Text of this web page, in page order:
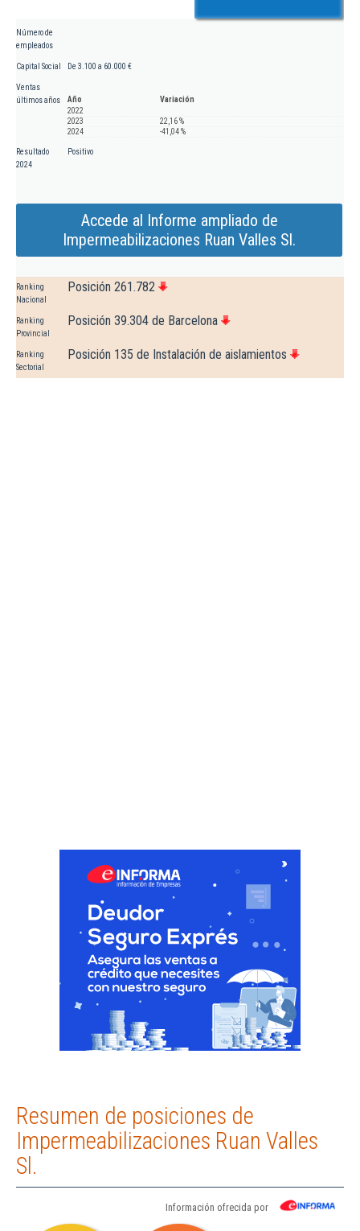
Número de
empleados
Capital Social De 3.100 a 60.000 €
Ventas
últimos años
Año
Variación
2022
2023
22,16 %
2024
-41,04 %
Resultado
2024
Positivo
Accede al Informe ampliado de
Impermeabilizaciones Ruan Valles Sl.
Ranking
Nacional
Posición 261.782
Ranking
Provincial
Posición 39.304 de Barcelona
Ranking
Sectorial
Posición 135 de Instalación de aislamientos
Resumen de posiciones de
Impermeabilizaciones Ruan Valles
Sl.
Información ofrecida por